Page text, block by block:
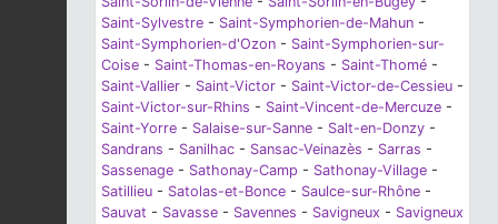
Saint-Sylvestre - Saint-Symphorien-de-Mahun -
Saint-Symphorien-d'Ozon - Saint-Symphorien-sur-
Coise - Saint-Thomas-en-Royans - Saint-Thomé -
Saint-Vallier - Saint-Victor - Saint-Victor-de-Cessieu -
Saint-Victor-sur-Rhins - Saint-Vincent-de-Mercuze -
Saint-Yorre - Salaise-sur-Sanne - Salt-en-Donzy -
Sandrans - Sanilhac - Sansac-Veinazès - Sarras -
Sassenage - Sathonay-Camp - Sathonay-Village -
Satillieu - Satolas-et-Bonce - Saulce-sur-Rhône -
Sauvat - Savasse - Savennes - Savigneux - Savigneux